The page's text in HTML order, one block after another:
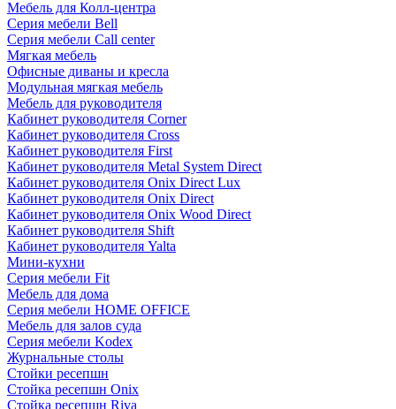
Мебель для Колл-центра
Серия мебели Bell
Серия мебели Call center
Мягкая мебель
Офисные диваны и кресла
Модульная мягкая мебель
Мебель для руководителя
Кабинет руководителя Corner
Кабинет руководителя Cross
Кабинет руководителя First
Кабинет руководителя Metal System Direct
Кабинет руководителя Onix Direct Lux
Кабинет руководителя Onix Direct
Кабинет руководителя Onix Wood Direct
Кабинет руководителя Shift
Кабинет руководителя Yalta
Мини-кухни
Серия мебели Fit
Мебель для дома
Серия мебели HOME OFFICE
Мебель для залов суда
Серия мебели Kodex
Журнальные столы
Стойки ресепшн
Стойка ресепшн Onix
Стойка ресепшн Riva